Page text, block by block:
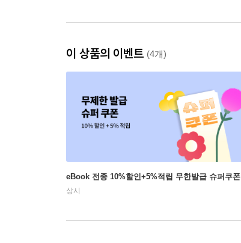
이 상품의 이벤트 (4개)
eBook 전종 10%할인+5%적립 무한발급 슈퍼쿠폰
상시